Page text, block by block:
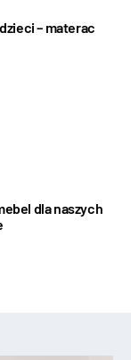
– materac
dla naszych